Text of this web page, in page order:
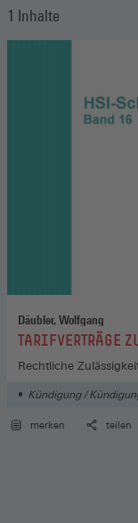
1 Inhalte
Däubler, Wolfgang
:
TARIFVERTRÄGE
Rechtliche
Kündigung /
merken teilen